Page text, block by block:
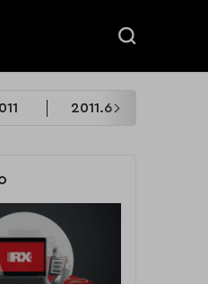
2011.6